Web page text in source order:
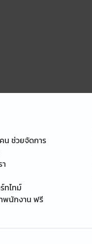
น ช่วยจัดการ
ทไทม์
พนักงาน ฟรี